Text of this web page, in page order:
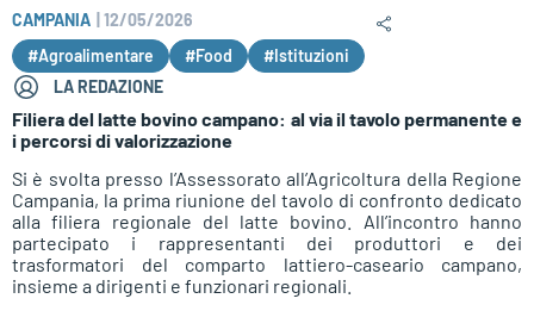
CAMPANIA
12/05/2026
#Agroalimentare
#Food
#Istituzioni
LA REDAZIONE
Filiera del latte bovino campano: al via il tavolo permanente e
i percorsi di valorizzazione
Si è svolta presso l’Assessorato all’Agricoltura della Regione
Campania, la prima riunione del tavolo di confronto dedicato
alla filiera regionale del latte bovino. All’incontro hanno
partecipato i rappresentanti dei produttori e dei
trasformatori del comparto lattiero-caseario campano,
insieme a dirigenti e funzionari regionali.